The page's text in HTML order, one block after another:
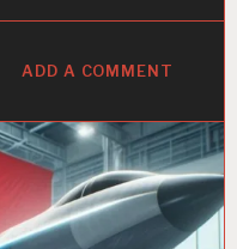
ADD A COMMENT